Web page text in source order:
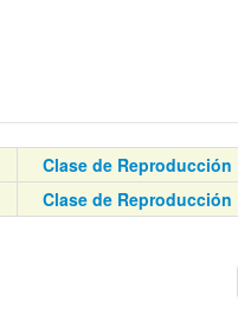
Clase de Reproducción
Clase de Reproducción